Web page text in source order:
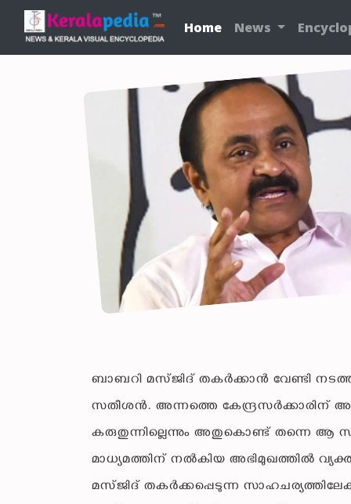
Home News
ബാബറി മസ്ജിദ് തകർക്കാൻ വേണ്ടി
സതീശൻ. അന്നത്തെ കേന്ദ്രസർക്കാരിന്
കരുതുന്നില്ലെന്നും അതുകൊണ്ട് തന്നെ ആ
മാധ്യമത്തിന് നൽകിയ അഭിമുഖത്തിൽ
മസ്ജിദ് തകർക്കപ്പെടുന്ന